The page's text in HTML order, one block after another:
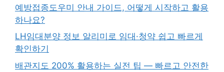
예방접종도우미 안내 가이드, 어떻게 시작하고 활용
하나요?
LH임대분양 정보 알리미로 임대·청약 쉽고 빠르게
확인하기
배관지도 200% 활용하는 실전 팁 — 빠르고 안전한